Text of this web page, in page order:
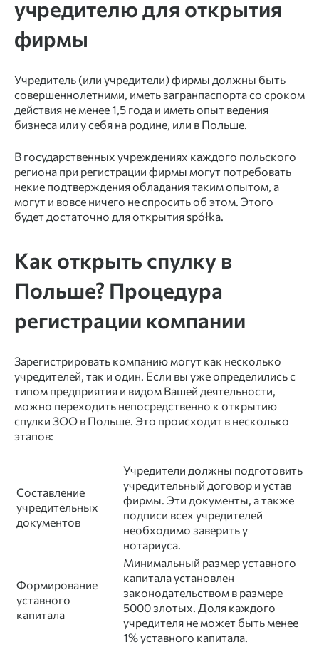
учредителю для открытия
фирмы
Учредитель (или учредители) фирмы должны быть
совершеннолетними, иметь загранпаспорта со сроком
действия не менее 1,5 года и иметь опыт ведения
бизнеса или у себя на родине, или в Польше.
В государственных учреждениях каждого польского
региона при регистрации фирмы могут потребовать
некие подтверждения обладания таким опытом, а
могут и вовсе ничего не спросить об этом. Этого
будет достаточно для открытия spółka.
Как открыть спулку в
Польше? Процедура
регистрации компании
Зарегистрировать компанию могут как несколько
учредителей, так и один. Если вы уже определились с
типом предприятия и видом Вашей деятельности,
можно переходить непосредственно к открытию
спулки ЗОО в Польше. Это происходит в несколько
этапов:
Составление
учредительных
документов
Учредители должны подготовить
учредительный договор и устав
фирмы. Эти документы, а также
подписи всех учредителей
необходимо заверить у
нотариуса.
Формирование
уставного
капитала
Минимальный размер уставного
капитала установлен
законодательством в размере
5000 злотых. Доля каждого
учредителя не может быть менее
1% уставного капитала.